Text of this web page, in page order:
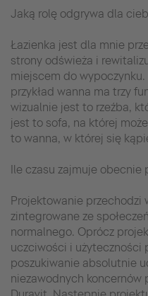
Jaką rolę odgrywa dla
Łazienka jest dla mnie
strony odświeża i
miejscem do
przykład wanna ma trzy
wizualnie jest to rzeźba,
jest to sofa, na której
to wanna, w której się
Ile czasu zajmuje obecnie
Projektowanie przechodzi
zintegrowane ze
normalnego. Oprócz
uczciwości i użyteczności
poszukiwanie absolutnie
niezawodnych koncernów